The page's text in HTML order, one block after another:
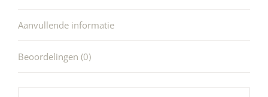
Aanvullende informatie
Beoordelingen (0)